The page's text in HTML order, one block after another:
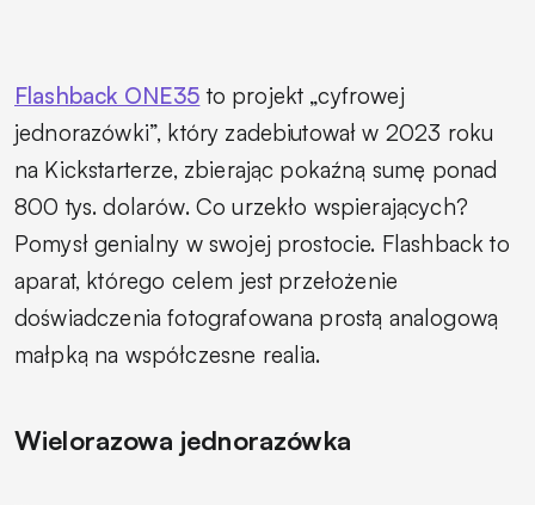
Flashback ONE35 to projekt „cyfrowej
jednorazówki”, który zadebiutował w 2023 roku
na Kickstarterze, zbierając pokaźną sumę ponad
800 tys. dolarów. Co urzekło wspierających?
Pomysł genialny w swojej prostocie. Flashback to
aparat, którego celem jest przełożenie
doświadczenia fotografowana prostą analogową
małpką na współczesne realia.
Wielorazowa jednorazówka